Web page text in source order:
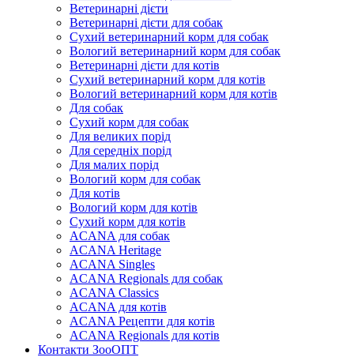
Ветеринарні дієти
Ветеринарні дієти для собак
Сухий ветеринарний корм для собак
Вологий ветеринарний корм для собак
Ветеринарні дієти для котів
Сухий ветеринарний корм для котів
Вологий ветеринарний корм для котів
Для собак
Сухий корм для собак
Для великих порід
Для середніх порід
Для малих порід
Вологий корм для собак
Для котів
Вологий корм для котів
Сухий корм для котів
ACANA для собак
ACANA Heritage
ACANA Singles
ACANA Regionals для собак
ACANA Classics
ACANA для котів
ACANA Рецепти для котів
ACANA Regionals для котів
Контакти ЗооОПТ